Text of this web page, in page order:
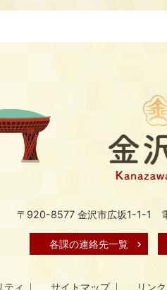
〒920-8577 金沢市広坂1-1-1
各課の連絡先一覧
ティ サイトマップ リン